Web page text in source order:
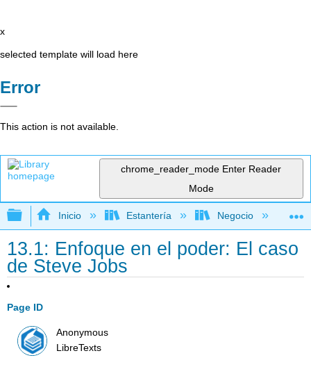
x
selected template will load here
Error
This action is not available.
chrome_reader_mode Enter Reader
Mode
Expandir/contraer jerarquía global
Inicio Estantería Negocio
13.1: Enfoque en el poder: El caso
de Steve Jobs
Page ID
Anonymous
LibreTexts